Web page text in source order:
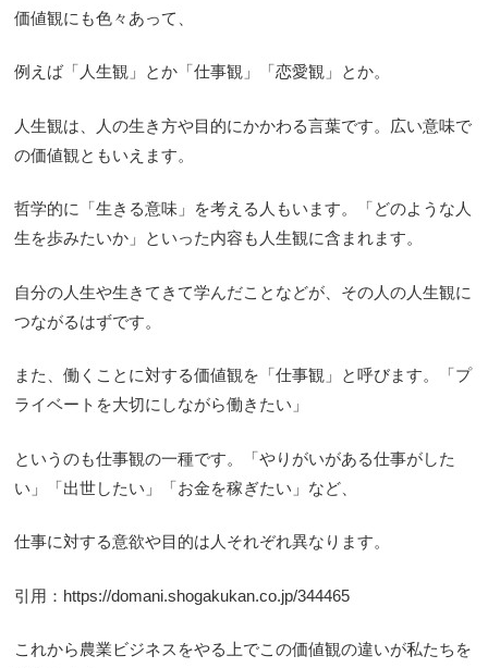
価値観にも色々あって、
例えば「人生観」とか「仕事観」「恋愛観」とか。
人生観は、人の生き方や目的にかかわる言葉です。広い意味で
の価値観ともいえます。
哲学的に「生きる意味」を考える人もいます。「どのような人
生を歩みたいか」といった内容も人生観に含まれます。
自分の人生や生きてきて学んだことなどが、その人の人生観に
つながるはずです。
また、働くことに対する価値観を「仕事観」と呼びます。「プ
ライベートを大切にしながら働きたい」
というのも仕事観の一種です。「やりがいがある仕事がした
い」「出世したい」「お金を稼ぎたい」など、
仕事に対する意欲や目的は人それぞれ異なります。
引用： https://domani.shogakukan.co.jp/344465
これから農業ビジネスをやる上でこの価値観の違いが私たちを